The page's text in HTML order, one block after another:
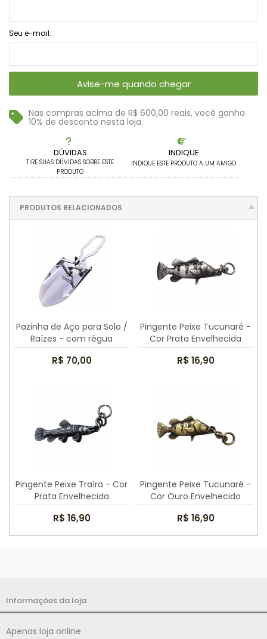
DÚVIDAS
TIRE SUAS DÚVIDAS SOBRE ESTE
PRODUTO
INDIQUE
INDIQUE ESTE PRODUTO A UM AMIGO
Seu e-mail:
Avise-me quando chegar
Nas compras acima de R$ 600,00 reais, você ganha
10% de desconto nesta loja.
PRODUTOS RELACIONADOS
Pazinha de Aço para Solo /
Raízes - com régua
R$ 70,00
Pingente Peixe Tucunaré -
Cor Prata Envelhecida
R$ 16,90
Pingente Peixe Traíra - Cor
Prata Envelhecida
R$ 16,90
Pingente Peixe Tucunaré -
Cor Ouro Envelhecido
R$ 16,90
Informações da loja
Apenas loja online